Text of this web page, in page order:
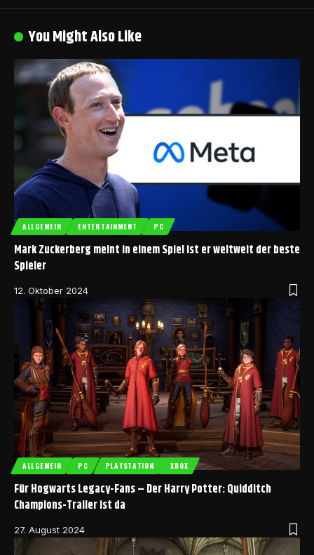
You Might Also Like
ALLGEMEIN ENTERTAINMENT PC
Mark Zuckerberg meint in einem Spiel ist er weltweit der beste
Spieler
12. Oktober 2024
ALLGEMEIN PC PLAYSTATION XBOX
Für Hogwarts Legacy-Fans – Der Harry Potter: Quidditch
Champions-Trailer ist da
27. August 2024